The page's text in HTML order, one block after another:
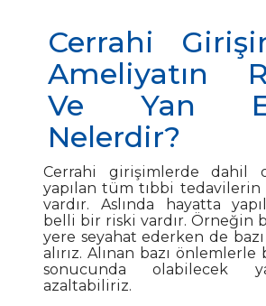
Cerrahi
Ameliyatın
Ve Yan
Nelerdir?
Cerrahi girişimlerde dahil
yapılan tüm tıbbi
vardır. Aslında hayatta
belli bir riski vardır. Örneğin
yere seyahat ederken de
alırız. Alınan bazı
sonucunda olabilecek
azaltabiliriz.